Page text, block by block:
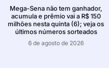
Mega-Sena não tem ganhador,
acumula e prêmio vai a R$ 150
milhões nesta quinta (6); veja os
últimos números sorteados
6 de agosto de 2026